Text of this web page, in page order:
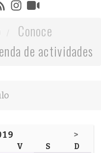
Conoce
de actividades
>
V S D